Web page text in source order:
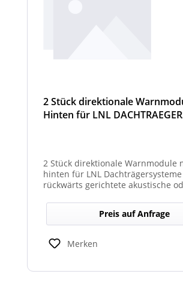
2 Stück direktionale
Hinten für LNL
2 Stück direktionale Warnmodule
hinten für LNL
rückwärts gerichtete akustische
Dachträger, die in Richtung Heck
Warnsignale abgeben. Sie
Sicht- und Hörbarkeit von
für den rückwärtigen Bereich und
so die Sicherheit bei Rangier- oder
Preis auf Anfrage
Merken